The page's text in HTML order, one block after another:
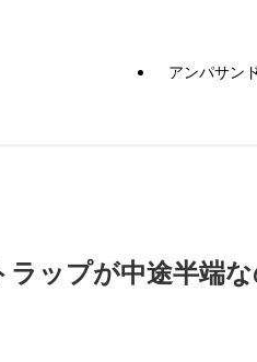
アンパサン
ップが中途半端